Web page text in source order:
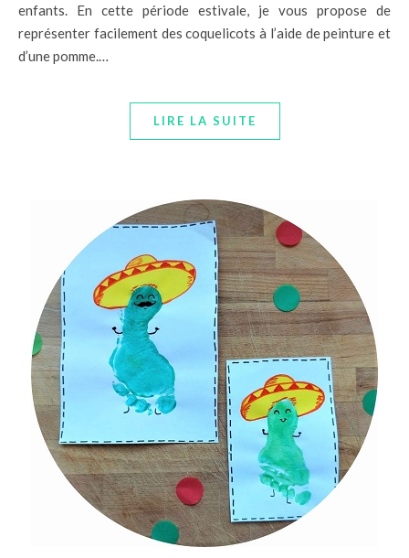
enfants. En cette période estivale, je vous propose de
représenter facilement des coquelicots à l’aide de peinture et
d’une pomme.…
LIRE LA SUITE